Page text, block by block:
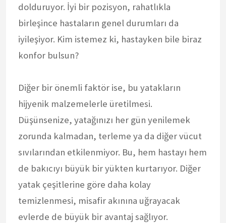
dolduruyor. İyi bir pozisyon, rahatlıkla
birleşince hastaların genel durumları da
iyileşiyor. Kim istemez ki, hastayken bile biraz
konfor bulsun?
Diğer bir önemli faktör ise, bu yatakların
hijyenik malzemelerle üretilmesi.
Düşünsenize, yatağınızı her gün yenilemek
zorunda kalmadan, terleme ya da diğer vücut
sıvılarından etkilenmiyor. Bu, hem hastayı hem
de bakıcıyı büyük bir yükten kurtarıyor. Diğer
yatak çeşitlerine göre daha kolay
temizlenmesi, misafir akınına uğrayacak
evlerde de büyük bir avantaj sağlıyor.